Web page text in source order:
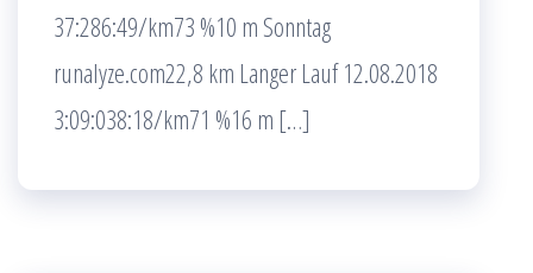
37:286:49/km73 %10 m Sonntag
runalyze.com22,8 km Langer Lauf 12.08.2018
3:09:038:18/km71 %16 m […]